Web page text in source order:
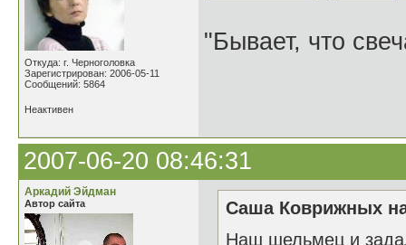
Откуда: г. Черноголовка
Зарегистрирован: 2006-05-11
Сообщений: 5864
"Бывает, что
Неактивен
2007-06-20 08:46:31
Аркадий Эйдман
Автор сайта
Саша Коврижных
Наш шельмец и